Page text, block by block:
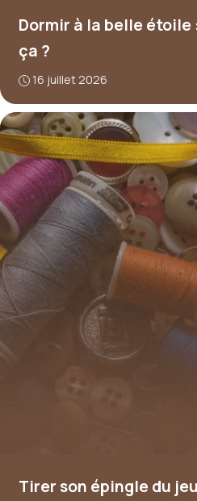
Dormir à la belle
ça ?
16 juillet 2026
Tirer son épingle du